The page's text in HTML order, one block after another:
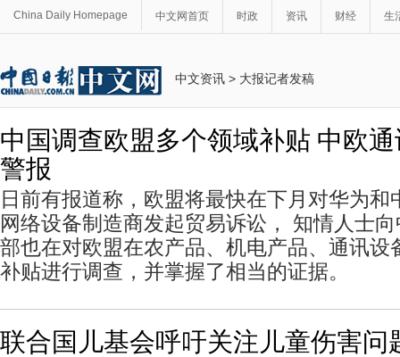
China Daily Homepage 中文网首页 时政 资讯 财经 生
中文资讯 > 大报记者发稿
中国调查欧盟多个领域补贴 中欧
警报
日前有报道称，欧盟将最快在下月对华为和
网络设备制造商发起贸易诉讼， 知情人士
部也在对欧盟在农产品、机电产品、通讯设
补贴进行调查，并掌握了相当的证据。
联合国儿基会呼吁关注儿童伤害问